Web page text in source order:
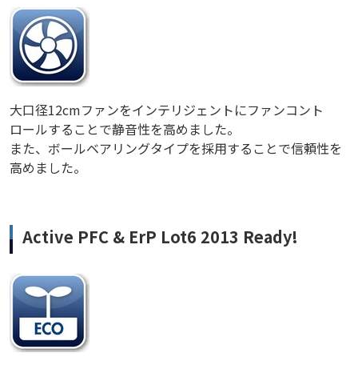
大口径12cmファンをインテリジェントにファンコント
ロールすることで静音性を高めました。
また、ボールベアリングタイプを採用することで信頼性を
高めました。
Active PFC & ErP Lot6 2013 Ready!